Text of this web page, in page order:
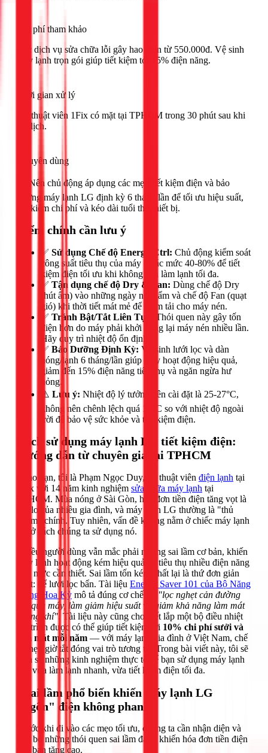
Chi phí tham khảo
Các dịch vụ sửa chữa lỗi gây hao điện từ 550.000đ. Vệ sinh
máy lạnh trọn gói giúp tiết kiệm tới 15% điện năng.
Thời gian xử lý
Kỹ thuật viên 1Fix có mặt tại TPHCM trong 30 phút sau khi
đặt lịch.
Khuyên dùng
🟢 Nên chủ động áp dụng các mẹo tiết kiệm điện và bảo
dưỡng máy lạnh LG định kỳ 6 tháng/lần để tối ưu hiệu suất,
tiết kiệm chi phí và kéo dài tuổi thọ thiết bị.
Điểm chính cần lưu ý
✅ Sử dụng Chế độ Energy Ctrl: Chủ động kiểm soát
công suất tiêu thụ của máy ở các mức 40-80% để tiết
kiệm điện tối ưu khi không cần làm lạnh tối đa.
✅ Tận dụng chế độ Dry & Fan: Dùng chế độ Dry
(hút ẩm) vào những ngày nồm ẩm và chế độ Fan (quạt
gió) khi thời tiết mát mẻ để giảm tải cho máy nén.
✅ Tránh Bật/Tắt Liên Tục:
Thói quen này gây tốn
điện hơn do máy phải khởi động lại máy nén nhiều lần.
Hãy duy trì nhiệt độ ổn định.
✅ Bảo Dưỡng Định Kỳ: Vệ sinh lưới lọc và dàn
nóng/lạnh 6 tháng/lần giúp máy hoạt động hiệu quả,
giảm đến 15% điện năng tiêu thụ và ngăn ngừa hư
hỏng.
⚠️ Lưu ý: Nhiệt độ lý tưởng nên cài đặt là 25-27°C,
không nên chênh lệch quá 10°C so với nhiệt độ ngoài
trời để bảo vệ sức khỏe và tiết kiệm điện.
Cách sử dụng máy lạnh LG tiết kiệm điện:
Hướng dẫn từ chuyên gia tại TPHCM
Chào bạn, tôi là Phạm Ngọc Duy, kỹ thuật viên điện lạnh tại
1Fix với 14 năm kinh nghiệm sửa chữa máy lạnh tại
TPHCM. Mùa nóng ở Sài Gòn, hóa đơn tiền điện tăng vọt là
nỗi lo của nhiều gia đình, và máy lạnh LG thường là "thủ
phạm" chính. Tuy nhiên, vấn đề không nằm ở chiếc máy lạnh
mà ở cách chúng ta sử dụng nó.
Nhiều người dùng vẫn mắc phải những sai lầm cơ bản, khiến
máy lạnh hoạt động kém hiệu quả và tiêu thụ nhiều điện năng
hơn mức cần thiết. Sai lầm tốn kém nhất lại là thứ đơn giản
nhất: để lưới lọc bẩn. Tài liệu Energy Saver 101 của Bộ Năng
lượng Hoa Kỳ mô tả đúng cơ chế —
"lọc nghẹt cản đường
gió qua máy, làm giảm hiệu suất và giảm khả năng làm mát
không khí". Tài liệu này cũng cho biết lắp một bộ điều nhiệt
lập trình được có thể giúp tiết kiệm tới 10% chi phí sưởi và
làm mát mỗi năm — với máy lạnh gia đình ở Việt Nam, chế
độ hẹn giờ tắt đóng vai trò tương tự. Trong bài viết này, tôi sẽ
chia sẻ những kinh nghiệm thực tế để bạn sử dụng máy lạnh
LG vừa làm lạnh nhanh, vừa tiết kiệm điện tối đa.
2 sai lầm phổ biến khiến máy lạnh LG
"ngốn" điện không phanh
Trước khi đi vào các mẹo tối ưu, chúng ta cần nhận diện và
loại bỏ những thói quen sai lầm đang khiến hóa đơn tiền điện
của bạn tăng cao.